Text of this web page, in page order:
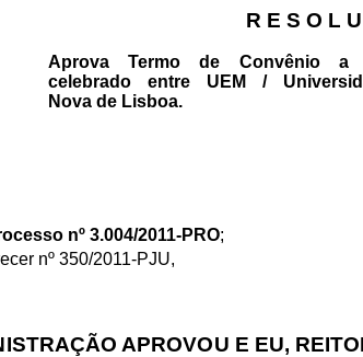
R E S O L
Aprova Termo de Convênio a
celebrado entre UEM /
Nova de Lisboa.
nº 3.004/2011-PRO;
nº 350/2011-PJU,
APROVOU E EU,